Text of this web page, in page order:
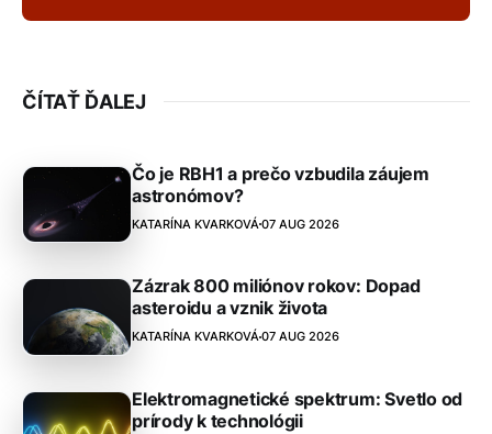
ČÍTAŤ ĎALEJ
Čo je RBH1 a prečo vzbudila záujem
astronómov?
KATARÍNA KVARKOVÁ07 AUG 2026
Zázrak 800 miliónov rokov: Dopad
asteroidu a vznik života
KATARÍNA KVARKOVÁ07 AUG 2026
Elektromagnetické spektrum: Svetlo od
prírody k technológii